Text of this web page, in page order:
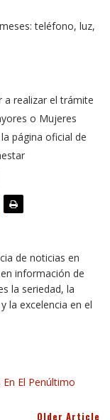
teléfono, luz,
a realizar el trámite
o Mujeres
página oficial de
de noticias en
información de
la seriedad, la
la excelencia en el
El Penúltimo
Older Article